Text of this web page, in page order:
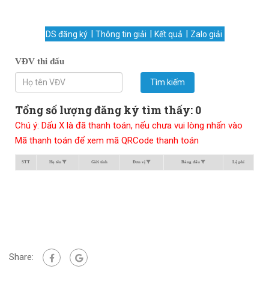
DS đăng ký Thông tin giải Kết quả Zalo giải
VĐV thi đấu
Tìm kiếm
Tổng số lượng đăng ký tìm thấy: 0
Chú ý: Dấu X là đã thanh toán, nếu chưa vui lòng nhấn vào
Mã thanh toán để xem mã QRCode thanh toán
STT Họ tên Giới tính Đơn vị Bảng đấu Lệ phí
Share: